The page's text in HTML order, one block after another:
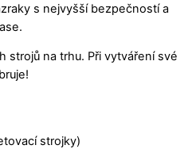
s nejvyšší bezpečností a
strojů na trhu. Při vytváření své
strojky)